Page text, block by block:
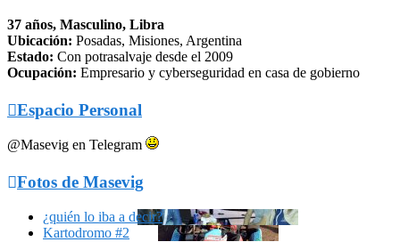
37 años, Masculino, Libra
Ubicación: Posadas, Misiones, Argentina
Estado: Con potrasalvaje desde el 2009
Ocupación: Empresario y cyberseguridad en casa de gobierno
Espacio Personal
@Masevig en Telegram
Fotos de Masevig
¿quién lo iba a decir?
Kartodromo #2